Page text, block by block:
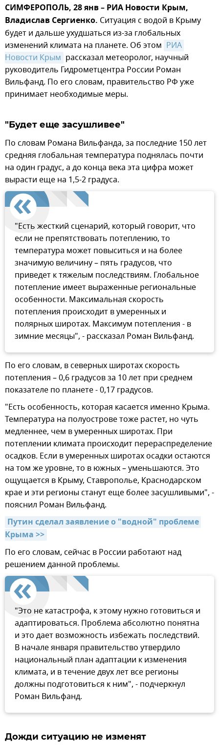
СИМФЕРОПОЛЬ, 28 янв – РИА Новости Крым,
Владислав Сергиенко. Ситуация с водой в Крыму
будет и дальше ухудшаться из-за глобальных
изменений климата на планете. Об этом РИА
Новости Крым рассказал метеоролог, научный
руководитель Гидрометцентра России Роман
Вильфанд. По его словам, правительство РФ уже
принимает необходимые меры.
"Будет еще засушливее"
По словам Романа Вильфанда, за последние 150 лет
средняя глобальная температура поднялась почти
на один градус, а до конца века эта цифра может
вырасти еще на 1,5-2 градуса.
"Есть жесткий сценарий, который говорит, что
если не препятствовать потеплению, то
температура может повыситься и на более
значимую величину – пять градусов, что
приведет к тяжелым последствиям. Глобальное
потепление имеет выраженные региональные
особенности. Максимальная скорость
потепления происходит в умеренных и
полярных широтах. Максимум потепления - в
зимние месяцы", - рассказал Роман Вильфанд.
По его словам, в северных широтах скорость
потепления – 0,6 градусов за 10 лет при среднем
показателе по планете - 0,17 градусов.
"Есть особенность, которая касается именно Крыма.
Температура на полуострове тоже растет, но чуть
медленнее, чем в умеренных широтах. При
потеплении климата происходит перераспределение
осадков. Если в умеренных широтах осадки остаются
на том же уровне, то в южных – уменьшаются. Это
ощущается в Крыму, Ставрополье, Краснодарском
крае и эти регионы станут еще более засушливыми", -
пояснил Роман Вильфанд.
Путин сделал заявление о "водной" проблеме
Крыма >>
По его словам, сейчас в России работают над
решением данной проблемы.
"Это не катастрофа, к этому нужно готовиться и
адаптироваться. Проблема абсолютно понятна
и это дает возможность избежать последствий.
В начале января правительство утвердило
национальный план адаптации к изменения
климата, и в течение двух лет все регионы
должны подготовиться к ним", - подчеркнул
Роман Вильфанд.
Дожди ситуацию не изменят